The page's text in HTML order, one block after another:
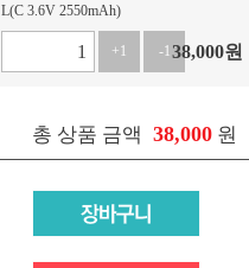
L(C 3.6V 2550mAh)
+1 -138,000원
총 상품 금액 38,000 원